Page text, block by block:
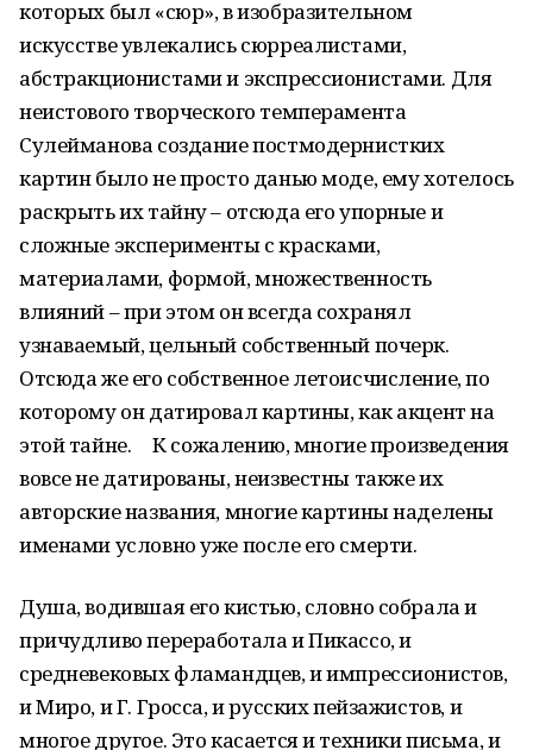
которых был «сюр», в изобразительном
искусстве увлекались сюрреалистами,
абстракционистами и экспрессионистами. Для
неистового творческого темперамента
Сулейманова создание постмодернистких
картин было не просто данью моде, ему хотелось
раскрыть их тайну – отсюда его упорные и
сложные эксперименты с красками,
материалами, формой, множественность
влияний – при этом он всегда сохранял
узнаваемый, цельный собственный почерк.
Отсюда же его собственное летоисчисление, по
которому он датировал картины, как акцент на
этой тайне. К сожалению, многие произведения
вовсе не датированы, неизвестны также их
авторские названия, многие картины наделены
именами условно уже после его смерти.
Душа, водившая его кистью, словно собрала и
причудливо переработала и Пикассо, и
средневековых фламандцев, и импрессионистов,
и Миро, и Г. Гросса, и русских пейзажистов, и
многое другое. Это касается и техники письма, и